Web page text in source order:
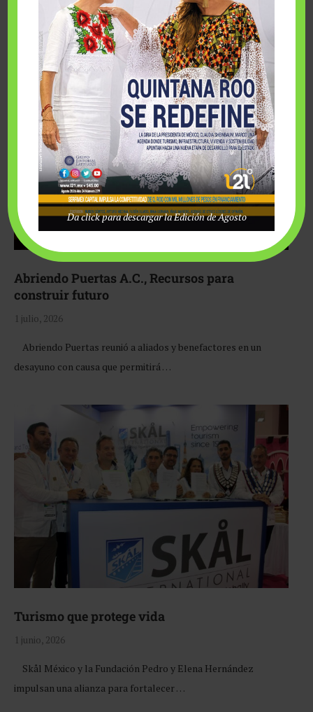
Fairmont Mayakoba y Make-A-Wish México unieron
esfuerzos para hacer realidad el deseo de una …
Abriendo Puertas A.C., Recursos para
construir futuro
1 julio, 2026
Abriendo Puertas reunió a aliados y benefactores en un
desayuno con causa que permitirá …
Turismo que protege vida
1 junio, 2026
Skål México y la Fundación Pedro y Elena Hernández
impulsan una alianza para fortalecer …
Da click para descargar la Edición de Agosto